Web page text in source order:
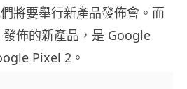
將要舉行新產品發佈會。而
佈的新產品，是 Google
Pixel 2。